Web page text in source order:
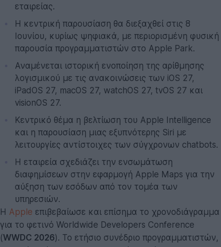
εταιρείας.
Η κεντρική παρουσίαση θα διεξαχθεί στις 8
Ιουνίου, κυρίως ψηφιακά, με περιορισμένη φυσική
παρουσία προγραμματιστών στο Apple Park.
Αναμένεται ιστορική ενοποίηση της αρίθμησης
λογισμικού με τις ανακοινώσεις των iOS 27,
iPadOS 27, macOS 27, watchOS 27, tvOS 27 και
visionOS 27.
Κεντρικό θέμα η βελτίωση του Apple Intelligence
και η παρουσίαση μιας εξυπνότερης Siri με
λειτουργίες αντίστοιχες των σύγχρονων chatbots.
Η εταιρεία σχεδιάζει την ενσωμάτωση
διαφημίσεων στην εφαρμογή Apple Maps για την
αύξηση των εσόδων από τον τομέα των
υπηρεσιών.
Η Apple επιβεβαίωσε και επίσημα το χρονοδιάγραμμα
για το φετινό Worldwide Developers Conference
(WWDC 2026). Το ετήσιο συνέδριο προγραμματιστών,